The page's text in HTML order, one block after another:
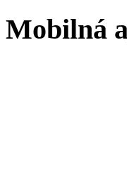
Mobilná